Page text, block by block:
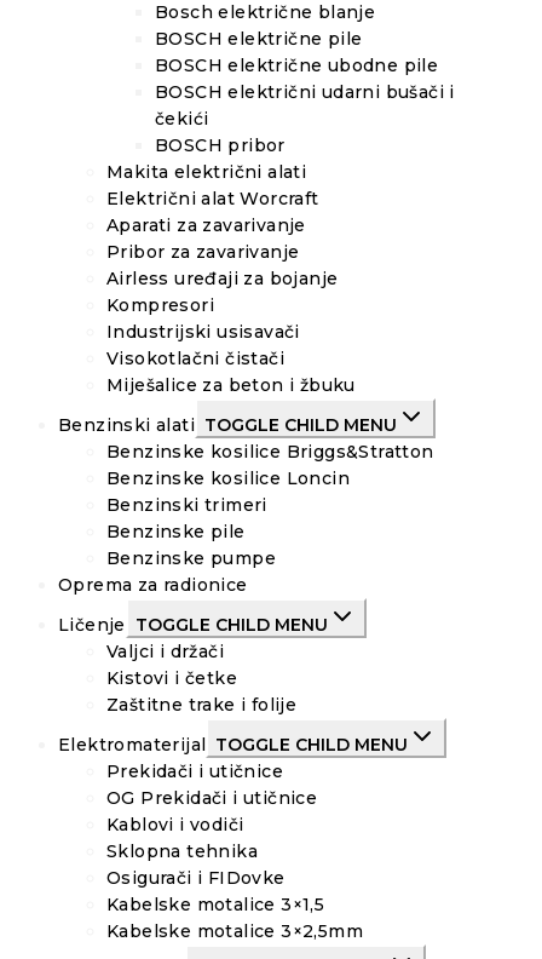
Bosch električne blanje
BOSCH električne pile
BOSCH električne ubodne pile
BOSCH električni udarni bušači i
čekići
BOSCH pribor
Makita električni alati
Električni alat Worcraft
Aparati za zavarivanje
Pribor za zavarivanje
Airless uređaji za bojanje
Kompresori
Industrijski usisavači
Visokotlačni čistači
Miješalice za beton i žbuku
Benzinski alati TOGGLE CHILD MENU
Benzinske kosilice Briggs&Stratton
Benzinske kosilice Loncin
Benzinski trimeri
Benzinske pile
Benzinske pumpe
Oprema za radionice
Ličenje
TOGGLE CHILD MENU
Valjci i držači
Kistovi i četke
Zaštitne trake i folije
Elektromaterijal
TOGGLE CHILD MENU
Prekidači i utičnice
OG Prekidači i utičnice
Kablovi i vodiči
Sklopna tehnika
Osigurači i FIDovke
Kabelske motalice 3×1,5
Kabelske motalice 3×2,5mm